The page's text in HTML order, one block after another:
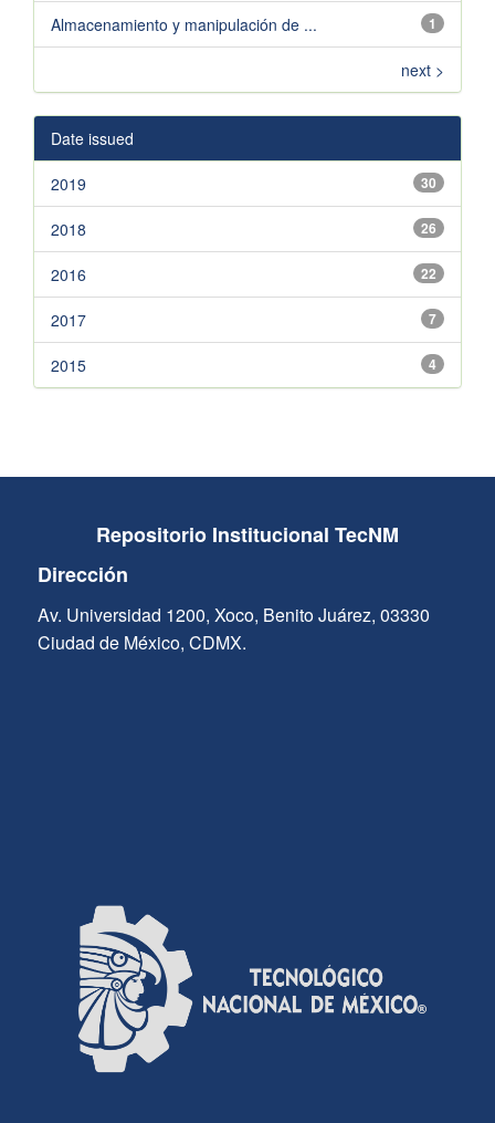
1
Almacenamiento y manipulación de ...
next >
Date issued
30
2019
26
2018
22
2016
7
2017
4
2015
Repositorio Institucional TecNM
Dirección
Av. Universidad 1200, Xoco, Benito Juárez, 03330
Ciudad de México, CDMX.